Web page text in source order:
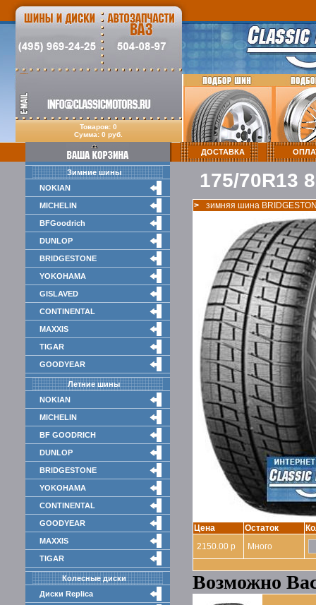
Товаров: 0
Сумма: 0 руб.
ДОСТАВКА
Зимние шины
NOKIAN
MICHELIN
BFGoodrich
DUNLOP
BRIDGESTONE
YOKOHAMA
GISLAVED
CONTINENTAL
MAXXIS
TIGAR
GOODYEAR
Летние шины
NOKIAN
MICHELIN
BF GOODRICH
DUNLOP
BRIDGESTONE
YOKOHAMA
CONTINENTAL
GOODYEAR
MAXXIS
TIGAR
Колесные диски
Диски Replica
175/70R13
> зимняя шина
Цена Остаток
2150.00 р
Много
Возможно